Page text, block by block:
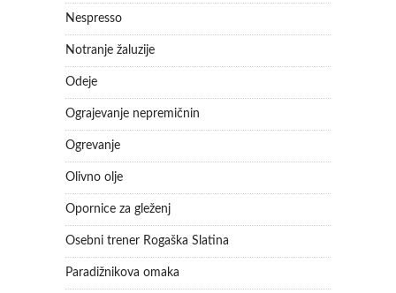
Nespresso
Notranje žaluzije
Odeje
Ograjevanje nepremičnin
Ogrevanje
Olivno olje
Opornice za gleženj
Osebni trener Rogaška Slatina
Paradižnikova omaka